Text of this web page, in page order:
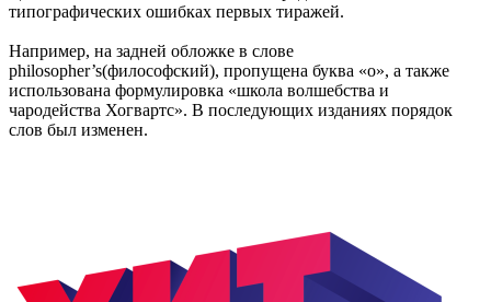
типографических ошибках первых тиражей.
Например, на задней обложке в слове
philosopher’s(философский), пропущена буква «о», а также
использована формулировка «школа волшебства и
чародейства Хогвартс». В последующих изданиях порядок
слов был изменен.